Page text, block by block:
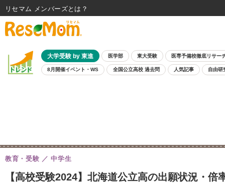
大学受験 by 東進 医学部 東大受験 医専予備校徹底リサー
8月開催イベント・WS 全国公立高校 過去問 人気記事 自由研
【高校受験2024】北海道公立高の出願状況・
教育・受験 中学生
リセマム メンバーズ